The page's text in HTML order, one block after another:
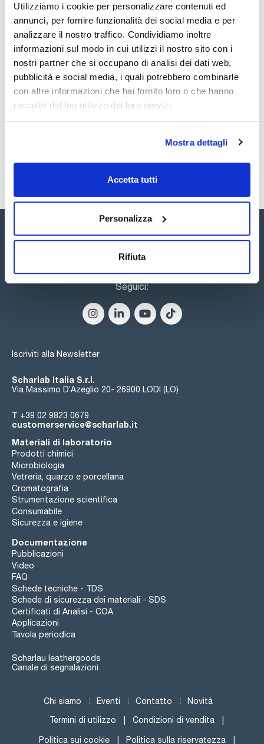
Utilizziamo i cookie per personalizzare contenuti ed
annunci, per fornire funzionalità dei social media e per
analizzare il nostro traffico. Condividiamo inoltre
informazioni sul modo in cui utilizzi il nostro sito con i
nostri partner che si occupano di analisi dei dati web,
pubblicità e social media, i quali potrebbero combinarle
con altre informazioni che hai fornito loro o che hanno
raccolto dal tuo utilizzo dei loro servizi.
Mostra dettagli
Accetta tutti
Personalizza
Rifiuta
Filtri per uso generale, ritenzione di particelle fini ed elevata
capacità di carico. Utili per l'analisi dell'inquinamento
dell'acqua e degli effluenti, per i terreni di coltura, per l'analisi
degli alimenti e per la filtrazione delle proteine. Sono inoltre
consigliati per il monitoraggio ambientale.È possibile
consultare la gamma completa sul nostro sito web.
Vedi di più
Documentazione tecnica
TDS / Scheda tecnica
Registrati per i download
COA
Registrati per i download
Seguici:
Iscriviti alla Newsletter
Scharlab Italia S.r.l.
Via Massimo D’Azeglio 20- 26900 LODI (LO)
T +39 02 9823 0679
customerservice@scharlab.it
Materiali di laboratorio
Prodotti chimici
Microbiologia
Vetreria, quarzo e porcellana
Cromatografia
Strumentazione scientifica
Consumabile
Sicurezza e igiene
Documentazione
Pubblicazioni
Video
FAQ
Schede tecniche - TDS
Schede di sicurezza dei materiali - SDS
Certificati di Analisi - COA
Applicazioni
Tavola periodica
Scharlau leathergoods
Canale di segnalazioni
Chi siamo Eventi Contatto Novità
Termini di utilizzo Condizioni di vendita
Politica sui cookie Politica sulla riservatezza